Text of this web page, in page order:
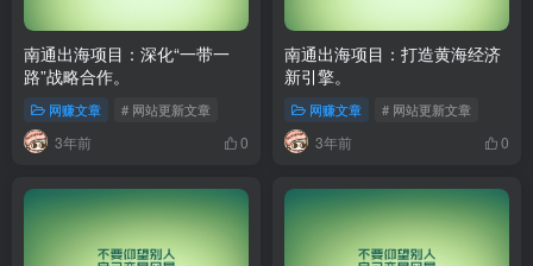
南通出海项目：深化“一带一
路”战略合作。
网赚文章 # 网站更新文章
3年前 0
南通出海项目：打造黄海经济
新引擎。
网赚文章 # 网站更新文章
3年前 0